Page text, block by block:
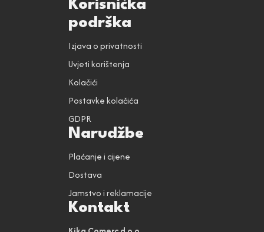
Korisnička
podrška
Izjava o privatnosti
Uvjeti korištenja
Kolačići
Postavke kolačića
GDPR
Narudžbe
Plaćanje i cijene
Dostava
Jamstvo i reklamacije
Kontakt